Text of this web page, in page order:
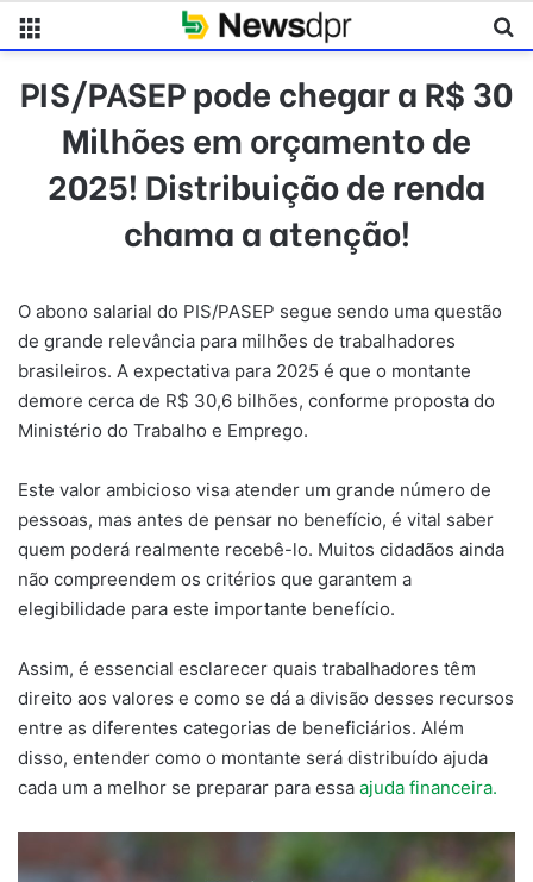
PIS/PASEP pode chegar a R$ 30
Milhões em orçamento de
2025! Distribuição de renda
chama a atenção!
O abono salarial do PIS/PASEP segue sendo uma questão
de grande relevância para milhões de trabalhadores
brasileiros. A expectativa para 2025 é que o montante
demore cerca de R$ 30,6 bilhões, conforme proposta do
Ministério do Trabalho e Emprego.
Este valor ambicioso visa atender um grande número de
pessoas, mas antes de pensar no benefício, é vital saber
quem poderá realmente recebê-lo. Muitos cidadãos ainda
não compreendem os critérios que garantem a
elegibilidade para este importante benefício.
Assim, é essencial esclarecer quais trabalhadores têm
direito aos valores e como se dá a divisão desses recursos
entre as diferentes categorias de beneficiários. Além
disso, entender como o montante será distribuído ajuda
cada um a melhor se preparar para essa ajuda financeira.